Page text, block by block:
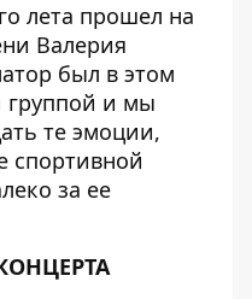
лета прошел на
Валерия
был в этом
группой и мы
те эмоции,
спортивной
за ее